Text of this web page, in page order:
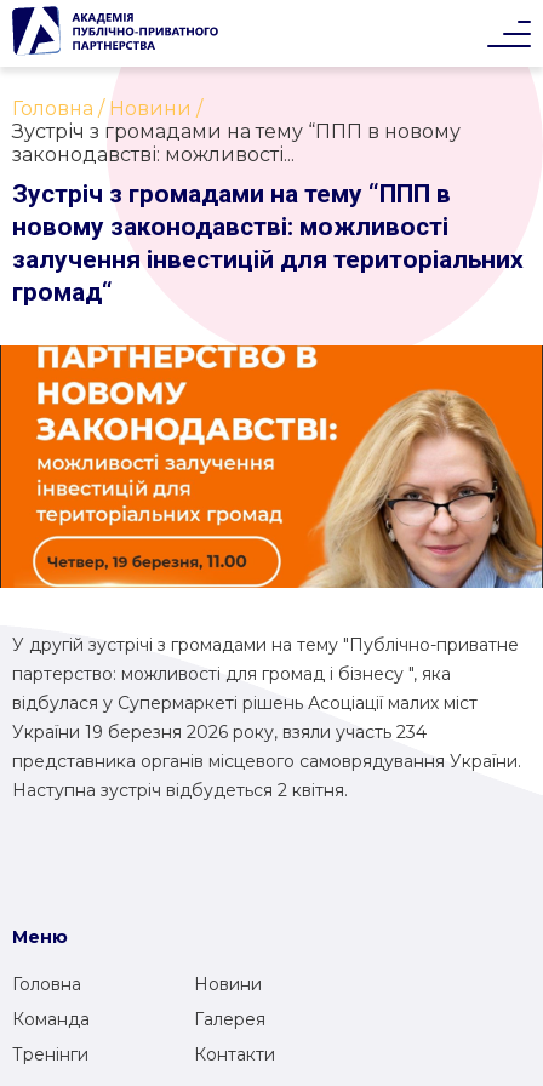
Головна
Новини
Зустріч з громадами на тему “ППП в новому
законодавстві: можливості...
Зустріч з громадами на тему “ППП в
новому законодавстві: можливості
залучення інвестицій для територіальних
громад“
У другій зустрічі з громадами на тему "Публічно-приватне
партерство: можливості для громад і бізнесу ", яка
відбулася у Супермаркеті рішень Асоціації малих міст
України 19 березня 2026 року, взяли участь 234
представника органів місцевого самоврядування України.
Наступна зустріч відбудеться 2 квітня.
Меню
Головна
Новини
Команда
Галерея
Тренінги
Контакти